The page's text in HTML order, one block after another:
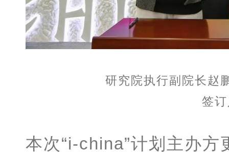
研究院执行副院长赵
签
本次“i-china”计划主办方